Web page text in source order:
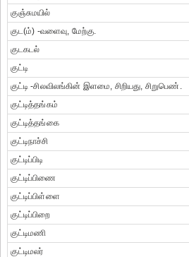
குஞ்சுமயில்
குட(ம்) -வளைவு, மேற்கு.
குடகடல்
குட்டி
குட்டி -சிலவிலங்கின் இளமை, சிறியது, சிறுபெண்.
குட்டித்தங்கம்
குட்டித்தங்கை
குட்டிநாச்சி
குட்டிப்பிடி
குட்டிப்பிணை
குட்டிப்பிள்ளை
குட்டிப்பிறை
குட்டிமணி
குட்டிமலர்